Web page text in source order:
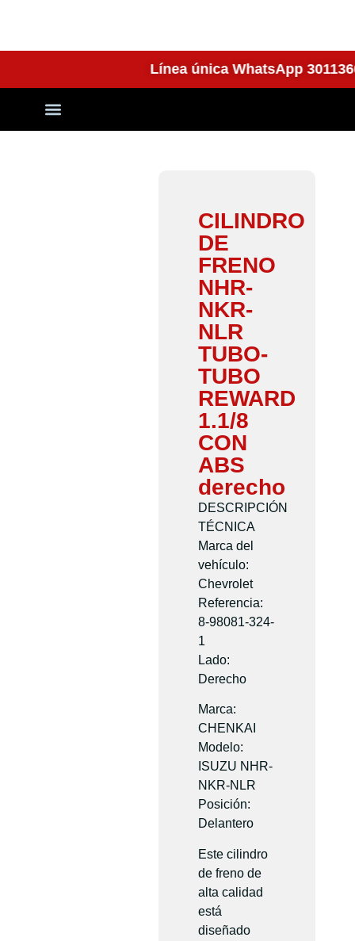
Línea única WhatsApp
CILINDRO
DE
FRENO
NHR-
NKR-
NLR
TUBO-
TUBO
REWARD
1.1/8
CON
ABS
derecho
DESCRIPCIÓN
TÉCNICA
Marca del
vehículo:
Chevrolet
Referencia:
8-98081-324-
1
Lado:
Derecho
Marca:
CHENKAI
Modelo:
ISUZU NHR-
NKR-NLR
Posición:
Delantero
Este cilindro
de freno de
alta calidad
está
diseñado